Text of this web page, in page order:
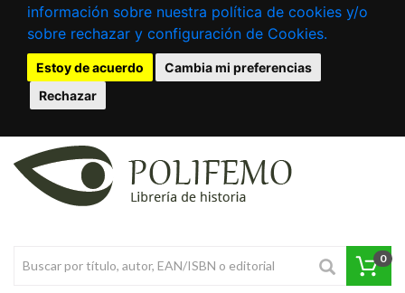
información sobre nuestra política de cookies y/o
sobre rechazar y configuración de Cookies.
Estoy de acuerdo
Cambia mi preferencias
Rechazar
0